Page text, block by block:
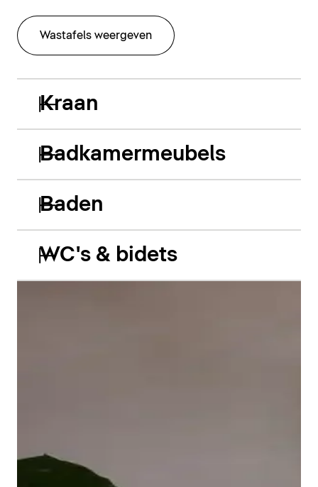
Wastafels weergeven
Kraan
Badkamermeubels
Baden
De Balcoon acryl inbouwbaden spelen vakkundig in
WC's & bidets